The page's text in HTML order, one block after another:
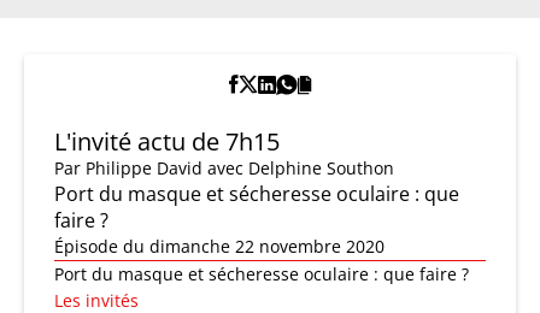
L'invité actu de 7h15
Par Philippe David avec Delphine Southon
Port du masque et sécheresse oculaire : que
faire ?
Épisode du dimanche 22 novembre 2020
Port du masque et sécheresse oculaire : que faire ?
Les invités